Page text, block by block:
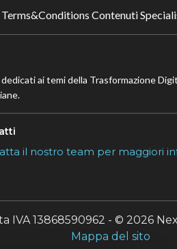
Terms&Conditions Contenuti
ai temi della Trasformazione
il nostro team per maggiori
13868590962 - © 2026
Mappa del sito